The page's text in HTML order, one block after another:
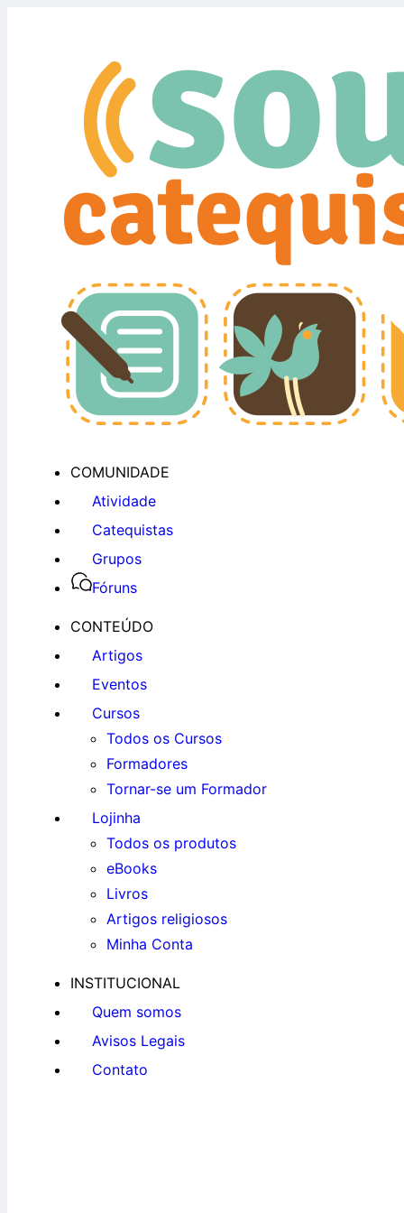
COMUNIDADE
Atividade
Catequistas
Grupos
Fóruns
CONTEÚDO
Artigos
Eventos
Cursos
Todos os Cursos
Formadores
Tornar-se um Formador
Lojinha
Todos os produtos
eBooks
Livros
Artigos religiosos
Minha Conta
INSTITUCIONAL
Quem somos
Avisos Legais
Contato